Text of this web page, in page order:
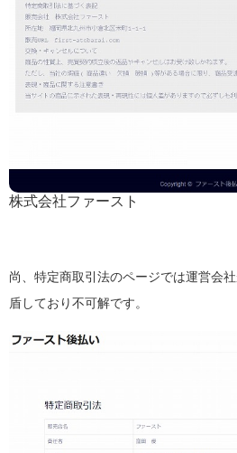
株式会社ファースト
尚、特定商取引法のページでは運営会
盾しており不可解です。